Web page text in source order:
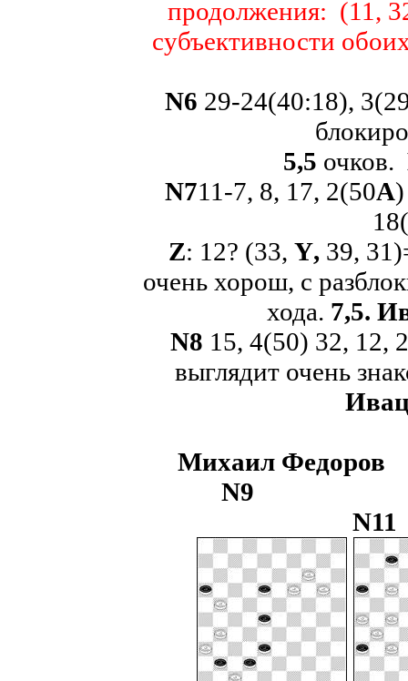
продолжения: (11,
субъективности
N6 29-24(40:18),
5,5 очков.
N711-7, 8, 17, 2(50A
Z: 12? (33, Y, 39,
очень хорош, с
хода. 7,5.
N8 15, 4(50) 32, 12,
выглядит очень
Михаил
N9
N